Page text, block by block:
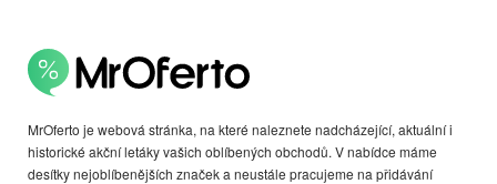
MrOferto je webová stránka, na které naleznete nadcházející, aktuální i
historické akční letáky vašich oblíbených obchodů. V nabídce máme
desítky nejoblíbenějších značek a neustále pracujeme na přidávání